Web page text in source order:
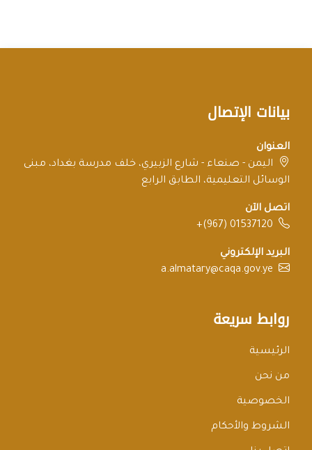
بيانات الإتصال
العنوان
اليمن - صنعاء - شارع الزبيري، خلف مدرسة بغداد، مبنى
الوسائل التعليمية، الطابق الرابع
اتصل الآن
+(967) 01537120
البريد الإلكتروني
a.almatary@caqa.gov.ye
روابط سريعة
الرئيسية
من نحن
الخصوصية
الشروط والأحكام